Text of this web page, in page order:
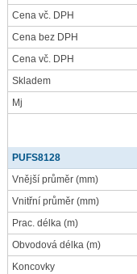
Cena vč. DPH
Cena bez DPH
Cena vč. DPH
Skladem
Mj
PUFS8128
Vnější průměr (mm)
Vnitřní průměr (mm)
Prac. délka (m)
Obvodová délka (m)
Koncovky